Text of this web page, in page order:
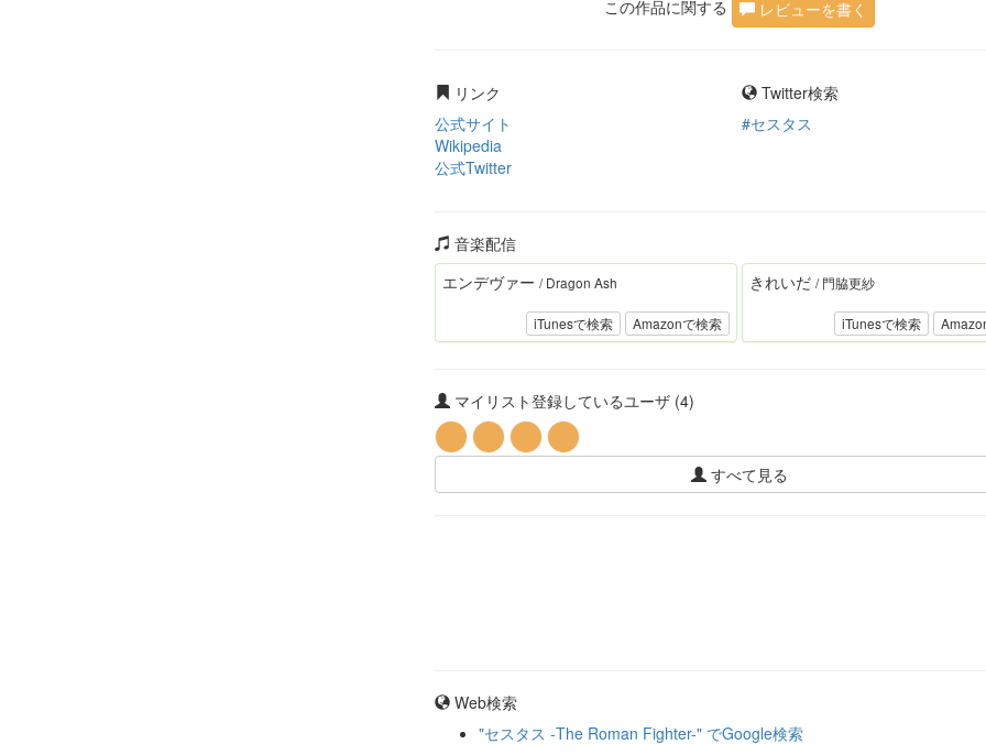
この作品に関する レビューを書く
リンク
公式サイト
Wikipedia
公式Twitter
Twitter検索
#セスタス
音楽配信
iTunesで検索 Amazonで検索
エンデヴァー / Dragon Ash
iTunesで検索
きれいだ / 門脇更紗
マイリスト登録しているユーザ (4)
すべて見る
Web検索
"セスタス -The Roman Fighter-" でGoogle検索